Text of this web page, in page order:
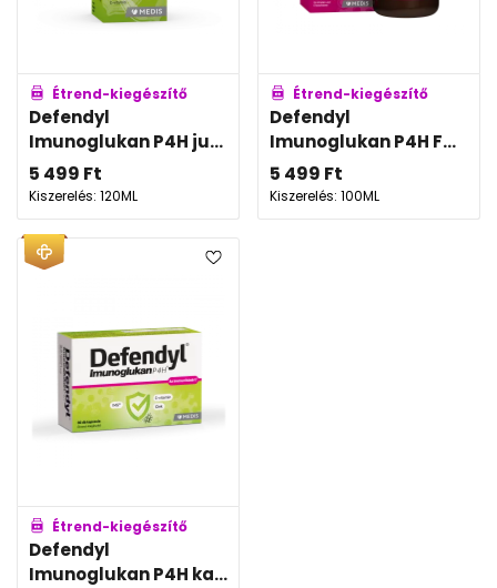
Étrend-kiegészítő
Defendyl
Imunoglukan P4H ju...
5 499 Ft
Kiszerelés: 120ML
Étrend-kiegészítő
Defendyl
Imunoglukan P4H F...
5 499 Ft
Kiszerelés: 100ML
Étrend-kiegészítő
Defendyl
Imunoglukan P4H ka...